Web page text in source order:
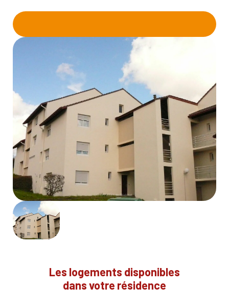
Les logements disponibles
dans votre résidence